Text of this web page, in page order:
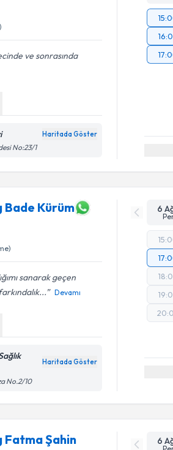
ve sonrasında
Haritada Göster
No:23/1
Bade Kürüm
sanarak geçen
Devamı
Haritada Göster
No.2/10
6
Fatma Şahin 6